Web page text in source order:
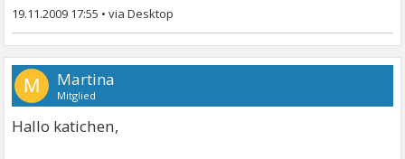
19.11.2009 17:55 •
M Martina
Mitglied
Hallo katichen,